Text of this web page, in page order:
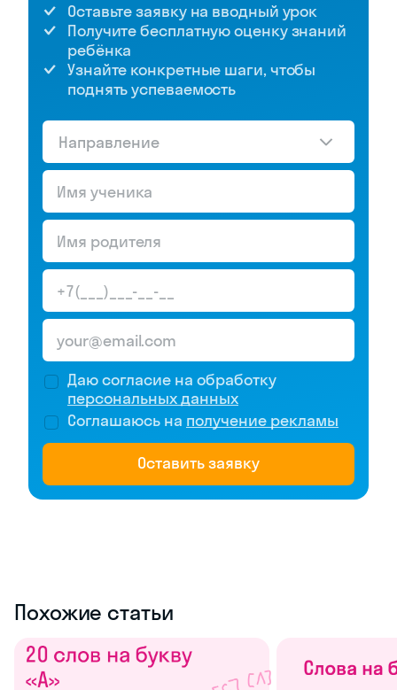
Оставьте заявку на вводный урок
Получите бесплатную оценку знаний
ребёнка
Узнайте конкретные шаги, чтобы
поднять успеваемость
Направление
Даю согласие на обработку
персональных данных
Соглашаюсь на получение рекламы
Оставить заявку
Похожие статьи